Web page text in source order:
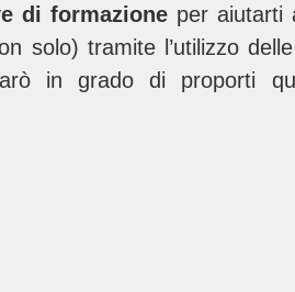
di formazione per aiutarti
solo) tramite l’utilizzo delle
in grado di proporti